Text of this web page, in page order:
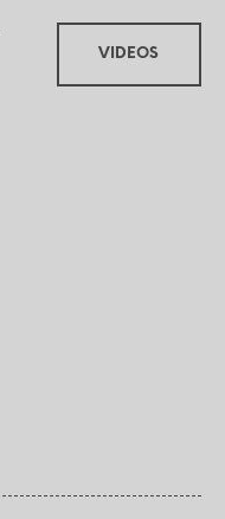
VIDEOS